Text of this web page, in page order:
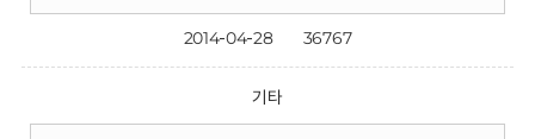
2014-04-28 36767
기타